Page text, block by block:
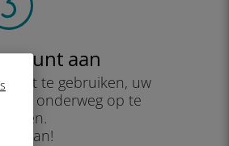
aan
te gebruiken, uw
en onderweg op te
ervan!